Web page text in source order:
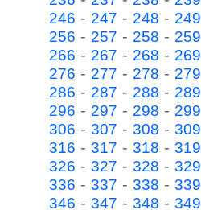
246 - 247 - 248 - 249
256 - 257 - 258 - 259
266 - 267 - 268 - 269
276 - 277 - 278 - 279
286 - 287 - 288 - 289
296 - 297 - 298 - 299
306 - 307 - 308 - 309
316 - 317 - 318 - 319
326 - 327 - 328 - 329
336 - 337 - 338 - 339
346 - 347 - 348 - 349